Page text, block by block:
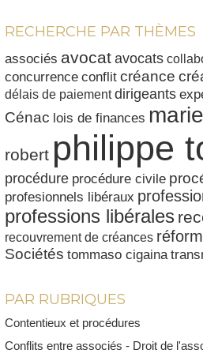
RECHERCHE PAR THÈMES
associés avocatavocats
concurrence conflit créance
délais de paiement dirigeants
Cénac lois de finances
robert philippe
procédure procédure civile
profesionnels libéraux
professions libérales
recouvrement de créances
Sociétés tommaso cigaina
PAR RUBRIQUES
Contentieux et procédures
Conflits entre associés - Droit de